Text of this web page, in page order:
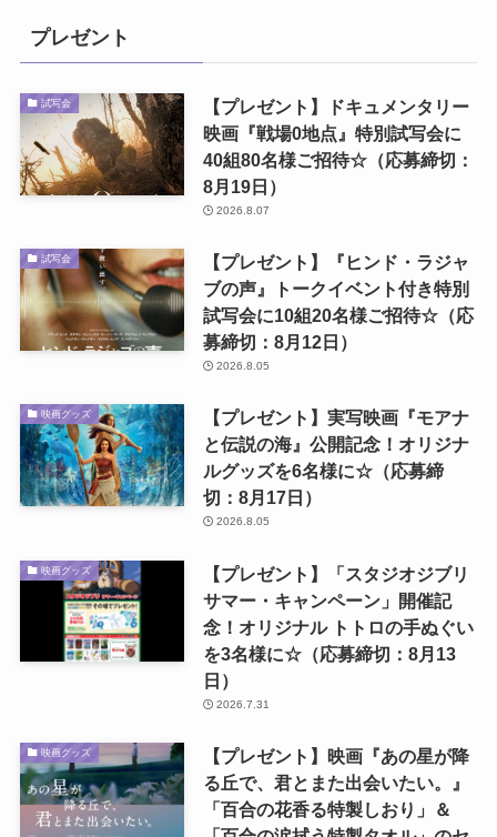
プレゼント
試写会
【プレゼント】ドキュメンタリー
映画『戦場0地点』特別試写会に
40組80名様ご招待☆（応募締切：
8月19日）
2026.8.07
試写会
【プレゼント】『ヒンド・ラジャ
ブの声』トークイベント付き特別
試写会に10組20名様ご招待☆（応
募締切：8月12日）
2026.8.05
映画グッズ
【プレゼント】実写映画『モアナ
と伝説の海』公開記念！オリジナ
ルグッズを6名様に☆（応募締
切：8月17日）
2026.8.05
映画グッズ
【プレゼント】「スタジオジブリ
サマー・キャンペーン」開催記
念！オリジナル トトロの手ぬぐい
を3名様に☆（応募締切：8月13
日）
2026.7.31
映画グッズ
【プレゼント】映画『あの星が降
る丘で、君とまた出会いたい。』
「百合の花香る特製しおり」＆